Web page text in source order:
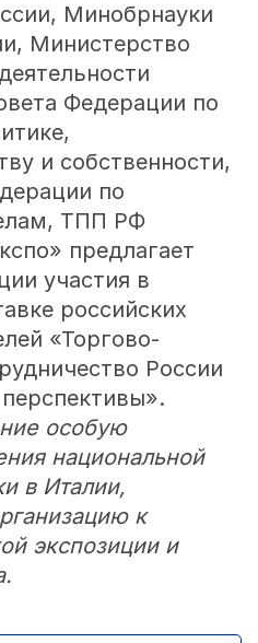
Минобрнауки
Министерство
Федерации по
и собственности,
по
ТПП РФ
предлагает
участия в
российских
«Торгово-
России
особую
национальной
в Италии,
к
экспозиции и